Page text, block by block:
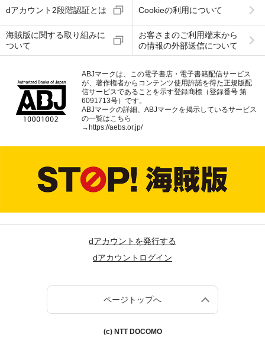
dアカウント2段階認証とは Cookieの利用について
海賊版に関する取り組みに
ついて
お客さまのご利用端末から
の情報の外部送信について
ABJマークは、この電子書店・電子書籍配信サービス
が、著作権者からコンテンツ使用許諾を得た正規版配
信サービスであることを示す登録商標（登録番号 第
6091713号）です。
ABJマークの詳細、ABJマークを掲示しているサービス
の一覧はこちら
→ https://aebs.or.jp/
dアカウントを発行する
dアカウントログイン
ページトップへ
(c) NTT DOCOMO